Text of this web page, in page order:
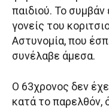
παιδιού. Το
γονείς του
Αστυνομία, που
συνέλαβε άμεσα.
Ο 63χρονος δεν
κατά το παρελθόν,